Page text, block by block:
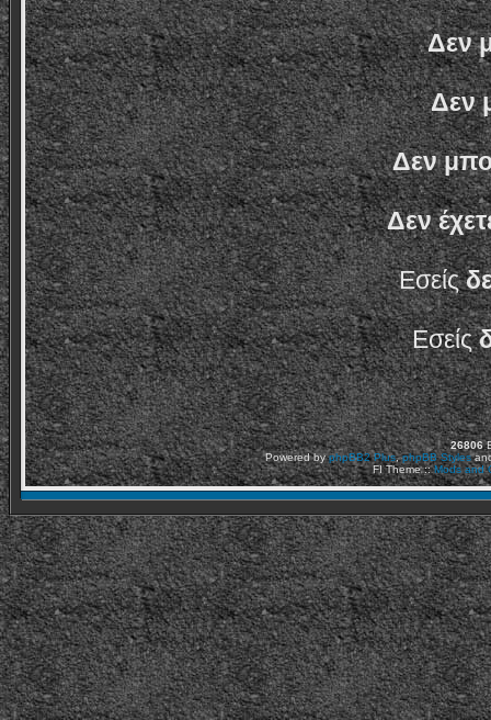
Δεν
Δεν
Δεν
Δεν
Εσείς
Εσείς
26806
Powered byphpBB2 Plus,phpBB Styles
FI Theme ::Mods and